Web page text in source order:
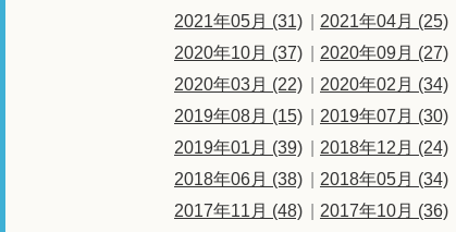
2021年05月 (31)
2021年04月 (25)
2020年10月 (37)
2020年09月 (27)
2020年03月 (22)
2020年02月 (34)
2019年08月 (15)
2019年07月 (30)
2019年01月 (39)
2018年12月 (24)
2018年06月 (38)
2018年05月 (34)
2017年11月 (48)
2017年10月 (36)